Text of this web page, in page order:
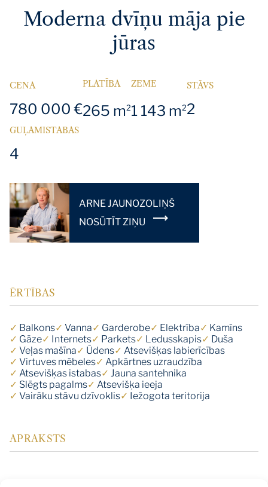
Moderna dvīņu māja pie
jūras
CENA
780 000 €
PLATĪBA
265 m2
ZEME
1 143 m2
STĀVS
2
GUĻAMISTABAS
4
ARNE JAUNOZOLIŅŠ
NOSŪTĪT ZIŅU
ĒRTĪBAS
✓ Balkons✓ Vanna✓ Garderobe✓ Elektrība✓ Kamīns
✓ Gāze✓ Internets✓ Parkets✓ Ledusskapis✓ Duša
✓ Veļas mašīna✓ Ūdens✓ Atsevišķas labierīcības
✓ Virtuves mēbeles✓ Apkārtnes uzraudzība
✓ Atsevišķas istabas✓ Jauna santehnika
✓ Slēgts pagalms✓ Atsevišķa ieeja
✓ Vairāku stāvu dzīvoklis✓ Iežogota teritorija
APRAKSTS